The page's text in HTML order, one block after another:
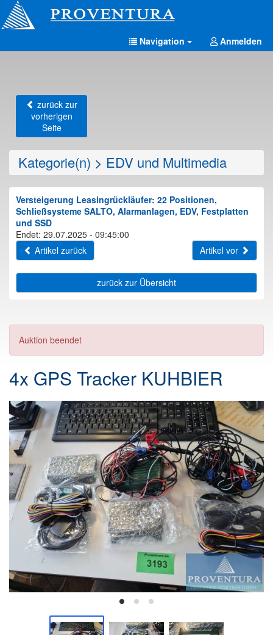
Navigation Anmelden
zurück zur
vorherigen
Seite
Kategorie(n) > EDV und Multimedia
Versteigerung Leasingrückläufer: 22 Positionen,
Schließsysteme SALTO, Alarmanlagen, EDV, Festplatten
und SSD
Endet: 29.07.2025 - 09:45:00
Artikel zurück
Artikel vor
zurück zur Übersicht
Auktion beendet
4x GPS Tracker KUHBIER